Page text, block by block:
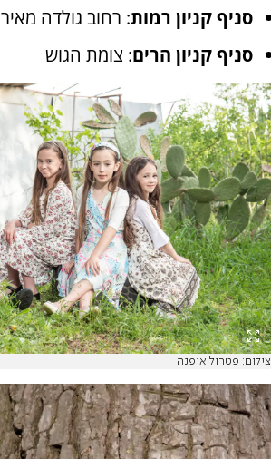
סניף קניון רמות: רחוב גולדה מאיר 255, ירושלים
סניף קניון הרים: צומת הגוש
צילום: פטרול אופנה